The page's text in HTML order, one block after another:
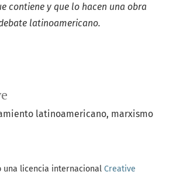
latinoamericano marxismo
contiene y que lo hacen una obra
latinoamericano.
una licencia internacional Creative